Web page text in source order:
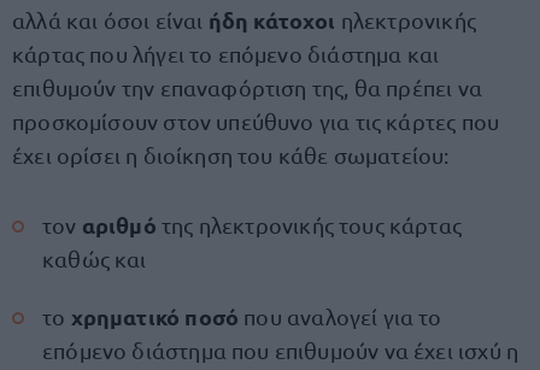
αλλά και όσοι είναι ήδη κάτοχοι ηλεκτρονικής
κάρτας που λήγει το επόμενο διάστημα και
επιθυμούν την επαναφόρτιση της, θα πρέπει να
προσκομίσουν στον υπεύθυνο για τις κάρτες που
έχει ορίσει η διοίκηση του κάθε σωματείου:
τον αριθμό της ηλεκτρονικής τους κάρτας
καθώς και
το χρηματικό ποσό που αναλογεί για το
επόμενο διάστημα που επιθυμούν να έχει ισχύ η